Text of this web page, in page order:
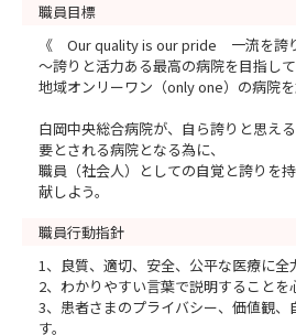
職員目標
《 Our quality is our pride 一流を誇
～誇りと活力ある最高の病院を目指して
地域オンリーワン（only one）の病院
白岡中央総合病院が、自ら誇りと思え
要とされる病院となる為に、
職員（社会人）としての自覚と誇りを
献しよう。
職員行動指針
1、良質、適切、安全、公平な医療に全
2、わかりやすい言葉で説明することを
3、患者さまのプライバシー、価値観、
す。